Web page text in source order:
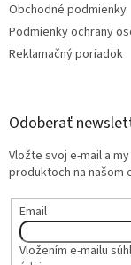
Obchodné podmienky
Podmienky ochrany
Reklamačný poriadok
Odoberať
Vložte svoj e-mail a
produktoch na našom
Email
Vložením e-mailu